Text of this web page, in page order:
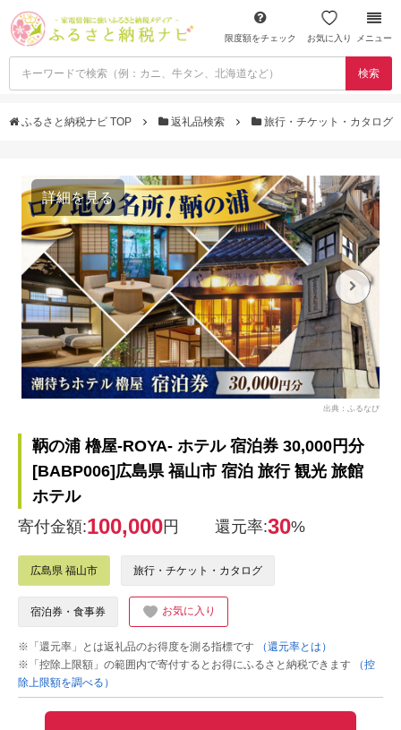
限度額をチェック お気に入り メニュー
検索
ふるさと納税ナビ TOP 返礼品検索 旅行・チケット・カタログ
詳細を見る
出典：ふるなび
鞆の浦 櫓屋-ROYA- ホテル 宿泊券 30,000円分
[BABP006]広島県 福山市 宿泊 旅行 観光 旅館
ホテル
寄付金額:100,000円 還元率:30%
広島県 福山市 旅行・チケット・カタログ
宿泊券・食事券 お気に入り
※「還元率」とは返礼品のお得度を測る指標です
（還元率とは）
※「控除上限額」の範囲内で寄付するとお得にふるさと納税できます
（控
除上限額を調べる）